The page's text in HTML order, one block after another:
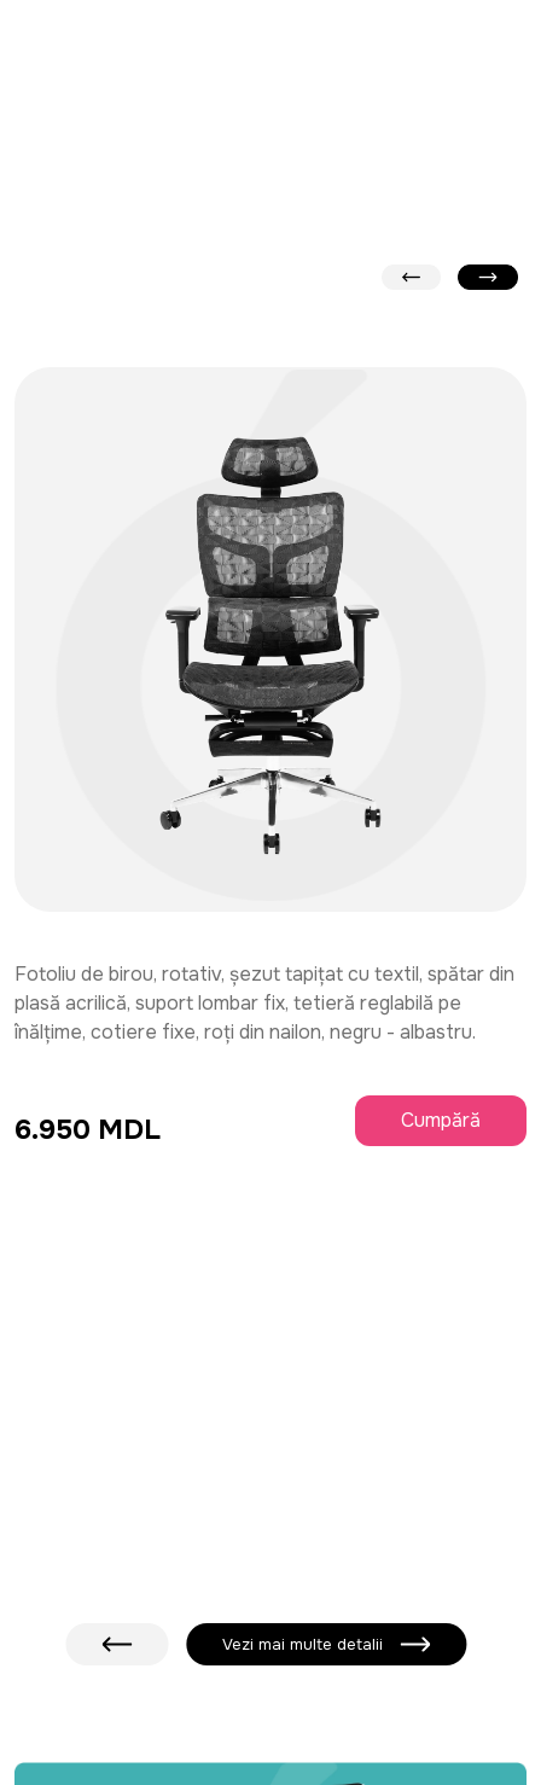
Fotoliu de birou, rotativ, șezut tapițat cu textil, spătar din
plasă acrilică, suport lombar fix, tetieră reglabilă pe
înălțime, cotiere fixe, roți din nailon, negru - albastru.
6.950 MDL Cumpără
Vezi mai multe detalii